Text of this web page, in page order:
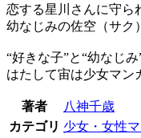
恋する星川さんに守ら
幼なじみの佐空（サク
“好きな子”と“幼なじ
はたして宙は少女マン
著者
八神千歳
カテゴリ 少女・女性